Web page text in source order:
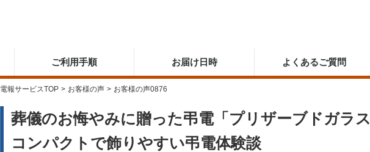
ご利用手順 お届け日時 よくあるご質問
電報サービスTOP > お客様の声 > お客様の声0876
葬儀のお悔やみに贈った弔電「プリザーブドガラ
コンパクトで飾りやすい弔電体験談